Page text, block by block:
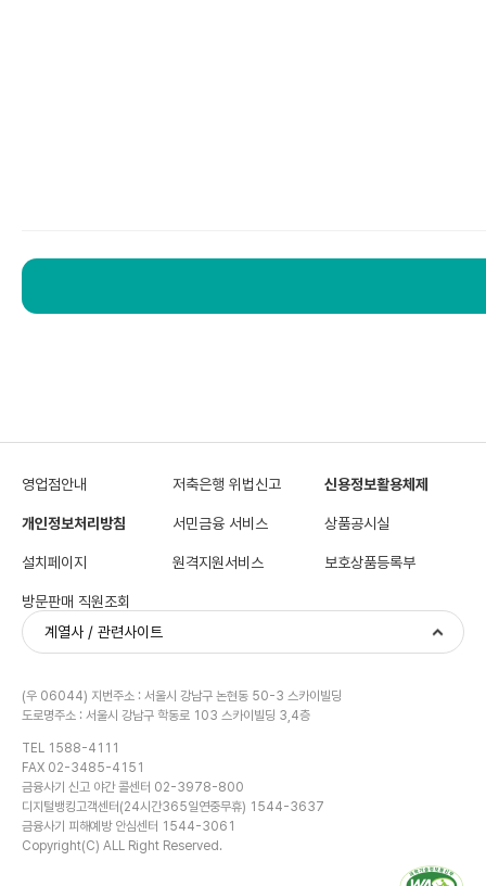
영업점안내 저축은행 위법신고 신용정보활용체제
개인정보처리방침 서민금융 서비스 상품공시실
설치페이지 원격지원서비스 보호상품등록부
방문판매 직원조회
계열사 / 관련사이트
(우 06044) 지번주소 : 서울시 강남구 논현동 50-3 스카이빌딩
도로명주소 : 서울시 강남구 학동로 103 스카이빌딩 3,4층
TEL 1588-4111
FAX 02-3485-4151
금융사기 신고 야간 콜센터 02-3978-800
디지털뱅킹고객센터(24시간365일연중무휴) 1544-3637
금융사기 피해예방 안심센터 1544-3061
Copyright(C) ALL Right Reserved.